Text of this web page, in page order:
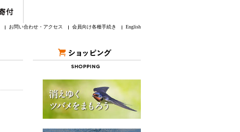
お問い合わせ・アクセス 会員向け各種手続き English